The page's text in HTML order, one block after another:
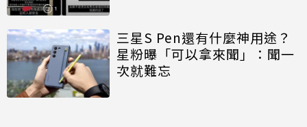
三星S Pen還有什麼神用途？
星粉曝「可以拿來聞」：聞一
次就難忘